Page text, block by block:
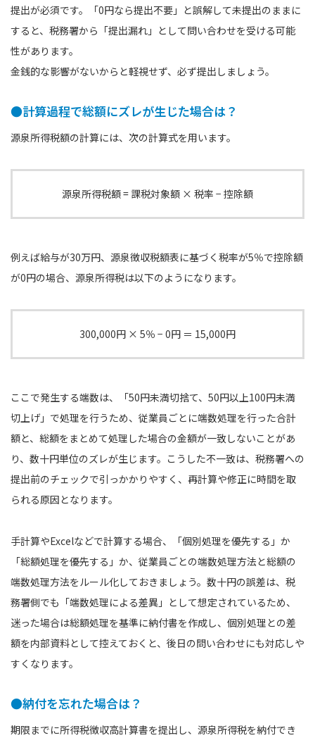
提出が必須です。「0円なら提出不要」と誤解して未提出のままに
すると、税務署から「提出漏れ」として問い合わせを受ける可能
性があります。
金銭的な影響がないからと軽視せず、必ず提出しましょう。
●計算過程で総額にズレが生じた場合は？
源泉所得税額の計算には、次の計算式を用います。
源泉所得税額 = 課税対象額 × 税率 − 控除額
例えば給与が30万円、源泉徴収税額表に基づく税率が5％で控除額
が0円の場合、源泉所得税は以下のようになります。
300,000円 × 5％ − 0円 ＝ 15,000円
ここで発生する端数は、「50円未満切捨て、50円以上100円未満
切上げ」で処理を行うため、従業員ごとに端数処理を行った合計
額と、総額をまとめて処理した場合の金額が一致しないことがあ
り、数十円単位のズレが生じます。こうした不一致は、税務署への
提出前のチェックで引っかかりやすく、再計算や修正に時間を取
られる原因となります。
手計算やExcelなどで計算する場合、「個別処理を優先する」か
「総額処理を優先する」か、従業員ごとの端数処理方法と総額の
端数処理方法をルール化しておきましょう。数十円の誤差は、税
務署側でも「端数処理による差異」として想定されているため、
迷った場合は総額処理を基準に納付書を作成し、個別処理との差
額を内部資料として控えておくと、後日の問い合わせにも対応しや
すくなります。
●納付を忘れた場合は？
期限までに所得税徴収高計算書を提出し、源泉所得税を納付でき